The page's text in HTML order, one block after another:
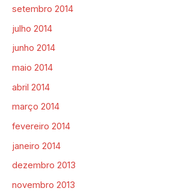
setembro 2014
julho 2014
junho 2014
maio 2014
abril 2014
março 2014
fevereiro 2014
janeiro 2014
dezembro 2013
novembro 2013